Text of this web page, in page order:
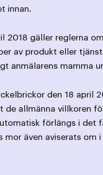
innan.
2018 gäller reglerna
av produkt eller
anmälarens mamma
den 18 april
de allmänna villkoren
förlängs i det
även aviserats om i